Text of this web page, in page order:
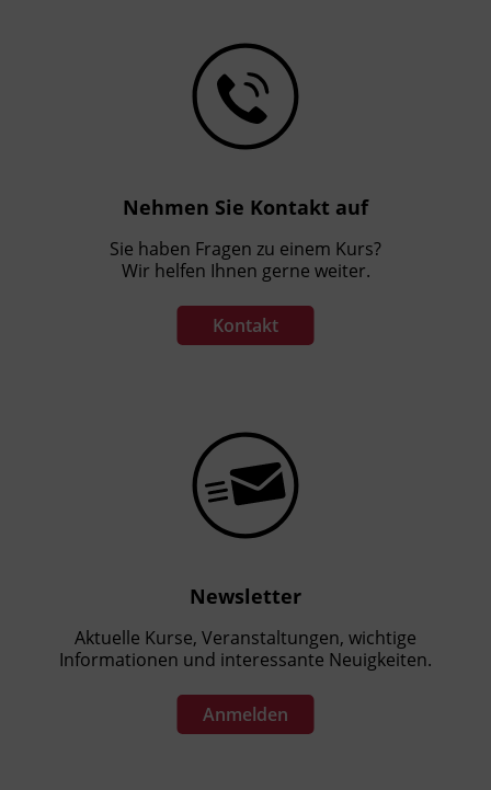
Nehmen Sie Kontakt auf
Sie haben Fragen zu einem Kurs?
Wir helfen Ihnen gerne weiter.
Kontakt
Newsletter
Aktuelle Kurse, Veranstaltungen, wichtige
Informationen und interessante Neuigkeiten.
Anmelden